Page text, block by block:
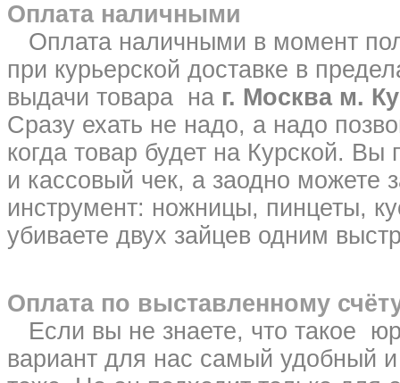
Оплата наличными
Оплата наличными в момент
при курьерской доставке в
выдачи товара на г. Москва м.
Сразу ехать не надо, а надо
когда товар будет на Курской.
и кассовый чек, а заодно можете
инструмент: ножницы, пинцеты,
убиваете двух зайцев одним
Оплата по выставленному
Если вы не знаете, что такое
вариант для нас самый удобный